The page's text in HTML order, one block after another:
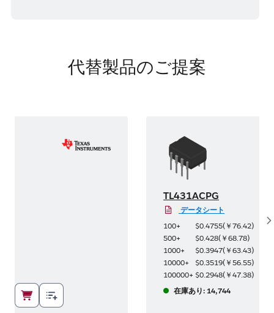
代替製品のご提案
TL431ACPG
データシート
100+
$0.4755(￥76.42)
500+
$0.428(￥68.78)
1000+
$0.3947(￥63.43)
10000+
$0.3519(￥56.55)
100000+ $0.2948(￥47.38)
在庫あり: 14,744